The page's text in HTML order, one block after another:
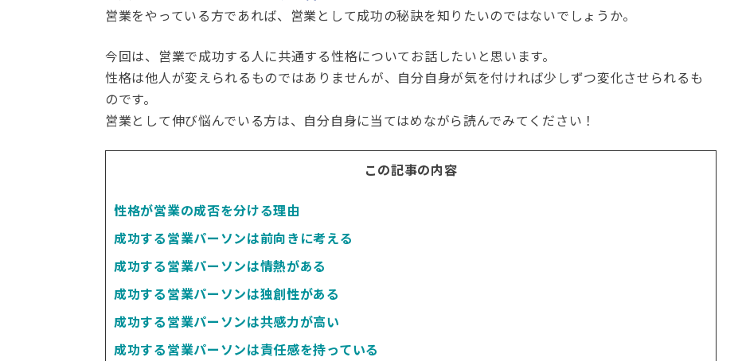
営業をやっている方であれば、営業として成功の秘訣を知りたいのではないでしょうか。
今回は、営業で成功する人に共通する性格についてお話したいと思います。
性格は他人が変えられるものではありませんが、自分自身が気を付ければ少しずつ変化させられるも
のです。
営業として伸び悩んでいる方は、自分自身に当てはめながら読んでみてください！
この記事の内容
性格が営業の成否を分ける理由
成功する営業パーソンは前向きに考える
成功する営業パーソンは情熱がある
成功する営業パーソンは独創性がある
成功する営業パーソンは共感力が高い
成功する営業パーソンは責任感を持っている